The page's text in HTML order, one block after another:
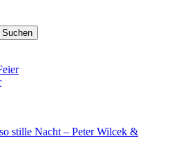
Suchen
stille Nacht – Peter Wilcek &